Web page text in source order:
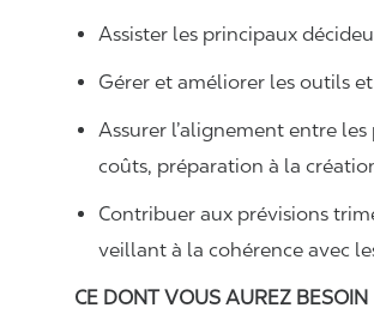
Assister les principaux
Gérer et améliorer les outils
Assurer l’alignement entre
coûts, préparation à la
Contribuer aux prévisions
veillant à la cohérence avec
CE DONT VOUS AUREZ BESOIN